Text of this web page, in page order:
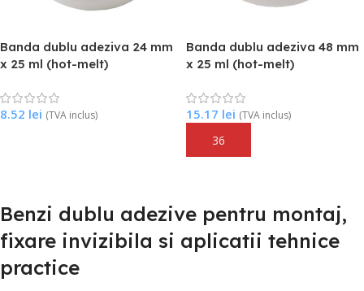
Banda dublu adeziva 24 mm
x 25 ml (hot-melt)
8.52 lei (TVA inclus)
Banda dublu adeziva 48 mm
x 25 ml (hot-melt)
15.17 lei (TVA inclus)
Adaugă În Coș
Benzi dublu adezive pentru montaj,
fixare invizibila si aplicatii tehnice
practice